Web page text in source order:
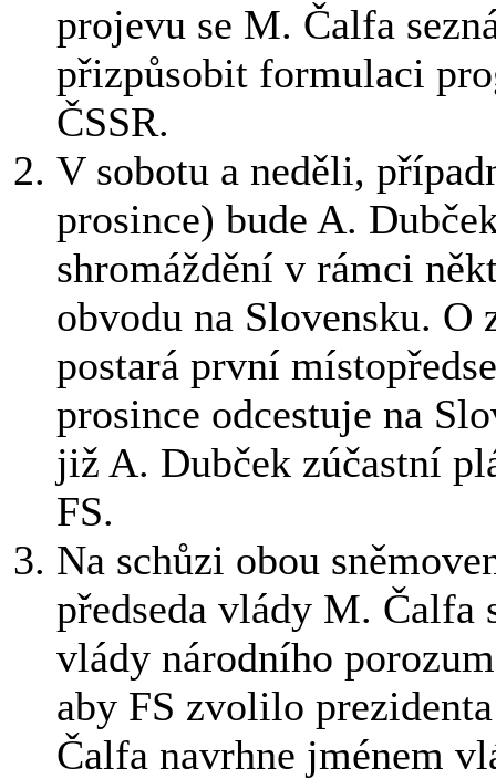
projevu se M. Čalfa
přizpůsobit formulaci
ČSSR.
V sobotu a neděli,
prosince) bude A.
shromáždění v rámci
obvodu na Slovensku. O
postará první
prosince odcestuje na
již A. Dubček zúčastní
FS.
Na schůzi obou
předseda vlády M. Čalfa
vlády národního
aby FS zvolilo
Čalfa navrhne jménem